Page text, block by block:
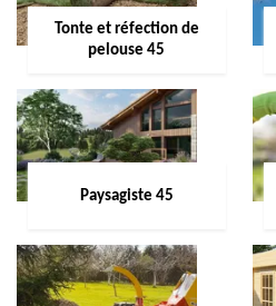
Tonte et réfection de
pelouse 45
Paysagiste 45